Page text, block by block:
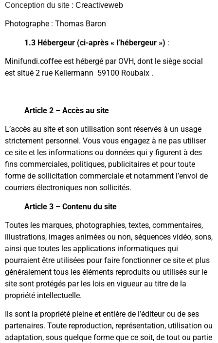
Conception du site : Creactiveweb
Photographe : Thomas Baron
1.3 Hébergeur (ci-après « l’hébergeur ») :
Minifundi.coffee est hébergé par OVH, dont le siège social
est situé 2 rue Kellermann 59100 Roubaix .
Article 2 – Accès au site
L’accès au site et son utilisation sont réservés à un usage
strictement personnel. Vous vous engagez à ne pas utiliser
ce site et les informations ou données qui y figurent à des
fins commerciales, politiques, publicitaires et pour toute
forme de sollicitation commerciale et notamment l’envoi de
courriers électroniques non sollicités.
Article 3 – Contenu du site
Toutes les marques, photographies, textes, commentaires,
illustrations, images animées ou non, séquences vidéo, sons,
ainsi que toutes les applications informatiques qui
pourraient être utilisées pour faire fonctionner ce site et plus
généralement tous les éléments reproduits ou utilisés sur le
site sont protégés par les lois en vigueur au titre de la
propriété intellectuelle.
Ils sont la propriété pleine et entière de l’éditeur ou de ses
partenaires. Toute reproduction, représentation, utilisation ou
adaptation, sous quelque forme que ce soit, de tout ou partie